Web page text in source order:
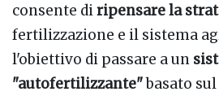
consente diripensare la
fertilizzazione e il sistema
l'obiettivo di passare a un
"autofertilizzante"basato sul